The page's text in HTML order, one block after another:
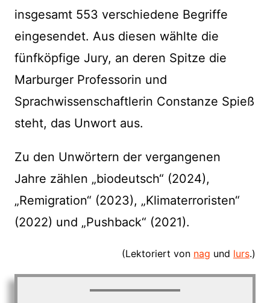
insgesamt 553 verschiedene Begriffe
eingesendet. Aus diesen wählte die
fünfköpfige Jury, an deren Spitze die
Marburger Professorin und
Sprachwissenschaftlerin Constanze Spieß
steht, das Unwort aus.
Zu den Unwörtern der vergangenen
Jahre zählen „biodeutsch“ (2024),
„Remigration“ (2023), „Klimaterroristen“
(2022) und „Pushback“ (2021).
(Lektoriert von nag und lurs.)